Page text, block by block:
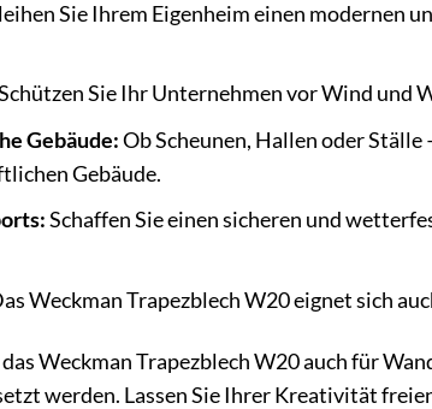
Sie Ihrem Eigenheim einen modernen
Sie Ihr Unternehmen vor Wind und
Gebäude:Ob Scheunen, Hallen oder
Gebäude.
Schaffen Sie einen sicheren und
Weckman Trapezblech W20 eignet sich
Weckman Trapezblech W20 auch für
werden. Lassen Sie Ihrer Kreativität